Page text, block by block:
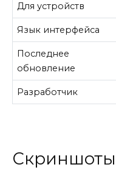
Для устройств
Язык интерфейса
Последнее
обновление
Разработчик
Скриншоты